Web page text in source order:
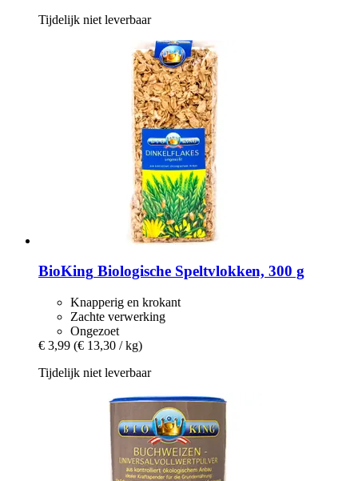
Tijdelijk niet leverbaar
BioKing Biologische Speltvlokken, 300 g
Knapperig en krokant
Zachte verwerking
Ongezoet
€ 3,99 (€ 13,30 / kg)
Tijdelijk niet leverbaar